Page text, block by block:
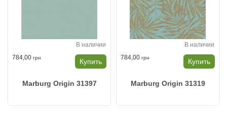
В наличии
784,00 грн Купить
Marburg Origin 31397
В наличии
784,00 грн Купить
Marburg Origin 31319